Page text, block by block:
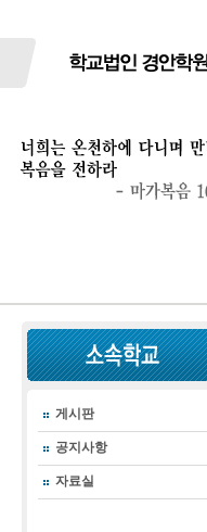
게시판
공지사항
자료실